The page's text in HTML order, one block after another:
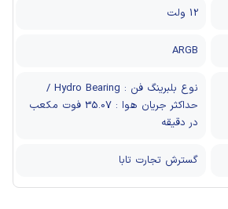
12 ولت
ARGB
نوع بلبرینگ فن : Hydro Bearing /
حداکثر جریان هوا : 35.07 فوت مکعب
در دقیقه
گسترش تجارت تابا